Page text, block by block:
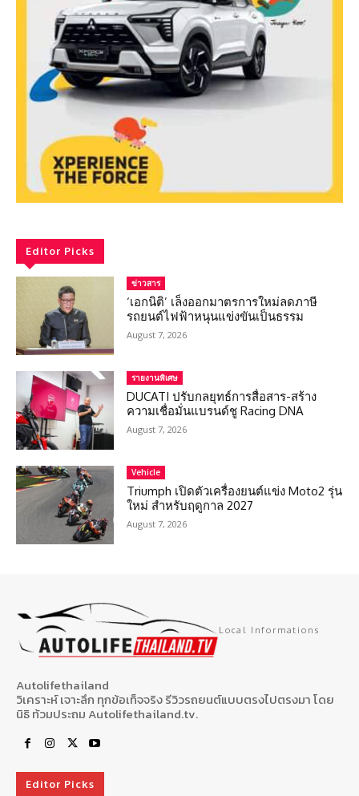
Editor Picks
ข่าวสาร
‘เอกนิติ’ เล็งออกมาตรการใหม่ลดภาษี
รถยนต์ไฟฟ้าหนุนแข่งขันเป็นธรรม
August 7, 2026
รายงานพิเศษ
DUCATI ปรับกลยุทธ์การสื่อสาร-สร้าง
ความเชื่อมั่นแบรนด์ชู Racing DNA
August 7, 2026
Vehicle
Triumph เปิดตัวเครื่องยนต์แข่ง Moto2 รุ่น
ใหม่ สำหรับฤดูกาล 2027
August 7, 2026
Local Informations
Autolifethailand
วิเคราะห์ เจาะลึก ทุกข้อเท็จจริง รีวิวรถยนต์แบบตรงไปตรงมา โดย
นิธิ ท้วมประถม Autolifethailand.tv.
Editor Picks